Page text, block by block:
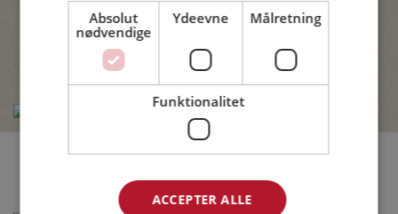
Relaterede opskrifter
Absolut
nødvendige
Ydeevne Målretning
Funktionalitet
ACCEPTER ALLE